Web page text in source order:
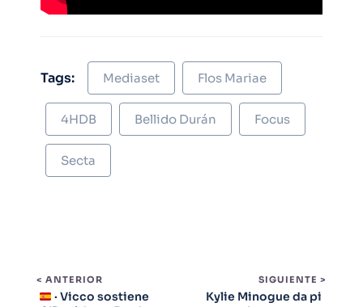
Tags: Mediaset Flos Mariae
4HDB Bellido Durán Focus
Secta
< ANTERIOR
· Vicco sostiene
SIGUIENTE >
Kylie Minogue da pi